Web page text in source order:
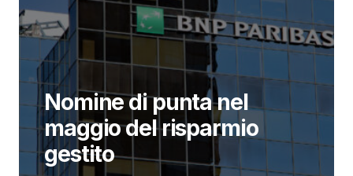
Nomine di punta nel
maggio del risparmio
gestito